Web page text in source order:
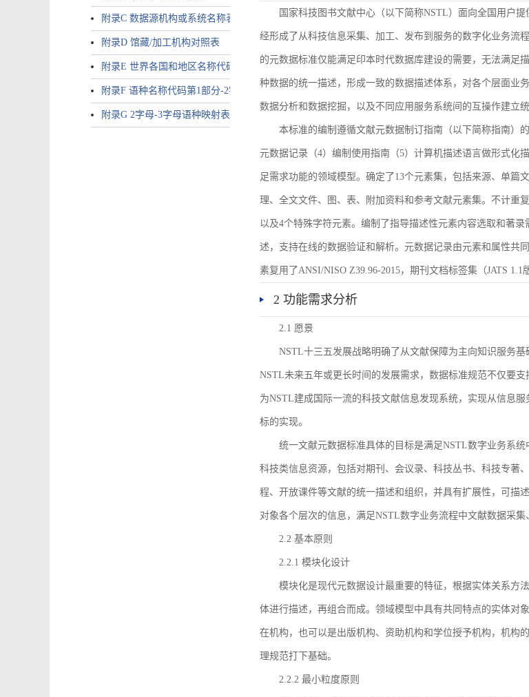
附录C 数据源机构或系统名称表
附录D 馆藏/加工机构对照表
附录E 世界各国和地区名称代码-2字母代码（GB/T 2659-2000等同ISO 3166-1）
附录F 语种名称代码第1部分-2字母代码（GB/T 4880.1-2005等同ISO 639-1）
附录G 2字母-3字母语种映射表
国家科技图书文献中心（以下简称NSTL）面向全国用户
经形成了从科技信息采集、加工、发布到服务的数字化业务流
的元数据标准仅能满足印本时代数据库建设的需要，无法满足
种数据的统一描述，形成一致的数据描述体系，对各个层面业
数据分析和数据挖掘，以及不同应用服务系统间的互操作建立统
本标准的编制遵循文献元数据制订指南（以下简称指南）
元数据记录（4）编制使用指南（5）计算机描述语言做形式化
足需求功能的领域模型。确定了13个元素集，包括来源、单
理、全文文件、图、表、附加资料和参考文献元素集。不计重
以及4个特殊字符元素。编制了指导描述性元素内容选取和著
述，支持在线的数据验证和解析。元数据记录由元素和属性共
素复用了ANSI/NISO Z39.96-2015，期刊文档标签集（JATS 1.1
2 功能需求分析
2.1 愿景
NSTL十三五发展战略明确了从文献保障为主向知识服务
NSTL未来五年或更长时间的发展需求，数据标准规范不仅要
为NSTL建成国际一流的科技文献信息发现系统，实现从信息
标的实现。
统一文献元数据标准具体的目标是满足NSTL数字业务系
科技类信息资源，包括对期刊、会议录、科技丛书、科技专著
程、开放课件等文献的统一描述和组织，并具有扩展性，可描
对象各个层次的信息，满足NSTL数字业务流程中文献数据采集
2.2 基本原则
2.2.1 模块化设计
模块化是现代元数据设计最重要的特征，根据实体关系方
体进行描述，再组合而成。领域模型中具有共同特点的实体对
在机构，也可以是出版机构、资助机构和学位授予机构，机构
理规范打下基础。
2.2.2 最小粒度原则